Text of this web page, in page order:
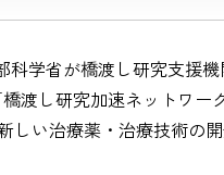
学省が橋渡し研究支援
渡し研究加速ネットワ
しい治療薬・治療技術の